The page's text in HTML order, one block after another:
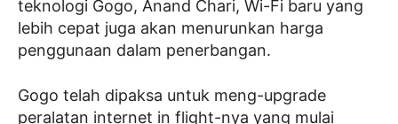
teknologi Gogo, Anand Chari, Wi-Fi baru yang
lebih cepat juga akan menurunkan harga
penggunaan dalam penerbangan.
Gogo telah dipaksa untuk meng-upgrade
peralatan internet in flight-nya yang mulai